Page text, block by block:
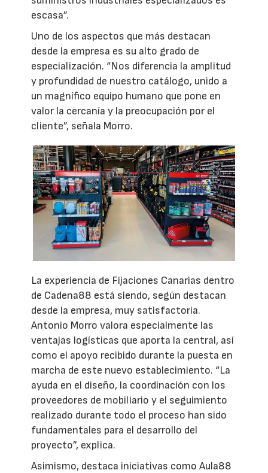
escasa”.
Uno de los aspectos que más destacan
desde la empresa es su alto grado de
especialización. “Nos diferencia la amplitud
y profundidad de nuestro catálogo, unido a
un magnífico equipo humano que pone en
valor la cercanía y la preocupación por el
cliente”, señala Morro.
La experiencia de Fijaciones Canarias dentro
de Cadena88 está siendo, según destacan
desde la empresa, muy satisfactoria.
Antonio Morro valora especialmente las
ventajas logísticas que aporta la central, así
como el apoyo recibido durante la puesta en
marcha de este nuevo establecimiento. “La
ayuda en el diseño, la coordinación con los
proveedores de mobiliario y el seguimiento
realizado durante todo el proceso han sido
fundamentales para el desarrollo del
proyecto”, explica.
Asimismo, destaca iniciativas como Aula88